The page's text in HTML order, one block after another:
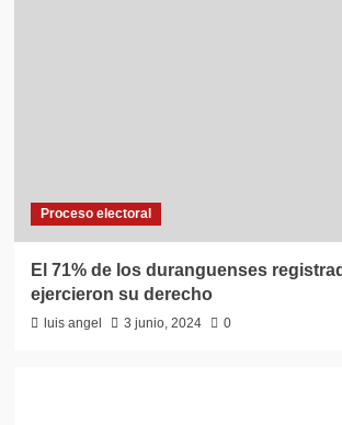
Proceso electoral
El 71% de los duranguenses
ejercieron su derecho
luis angel 3 junio, 2024 0